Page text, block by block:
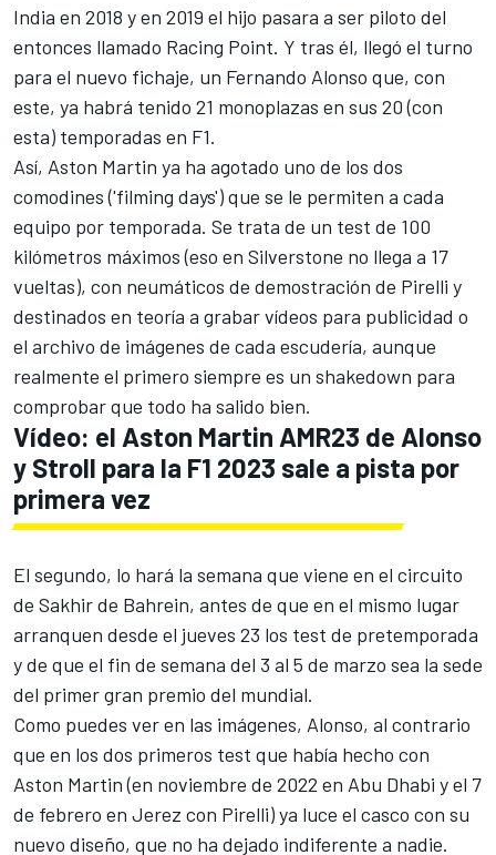
India en 2018 y en 2019 el hijo pasara a ser piloto del
entonces llamado Racing Point. Y tras él, llegó el turno
para el nuevo fichaje, un Fernando Alonso que, con
este, ya habrá tenido 21 monoplazas en sus 20 (con
esta) temporadas en F1.
Así, Aston Martin ya ha agotado uno de los dos
comodines ('filming days') que se le permiten a cada
equipo por temporada. Se trata de un test de 100
kilómetros máximos (eso en Silverstone no llega a 17
vueltas), con neumáticos de demostración de Pirelli y
destinados en teoría a grabar vídeos para publicidad o
el archivo de imágenes de cada escudería, aunque
realmente el primero siempre es un shakedown para
comprobar que todo ha salido bien.
Vídeo: el Aston Martin AMR23 de Alonso
y Stroll para la F1 2023 sale a pista por
primera vez
El segundo, lo hará la semana que viene en el circuito
de Sakhir de Bahrein, antes de que en el mismo lugar
arranquen desde el jueves 23 los test de pretemporada
y de que el fin de semana del 3 al 5 de marzo sea la sede
del primer gran premio del mundial.
Como puedes ver en las imágenes, Alonso, al contrario
que en los dos primeros test que había hecho con
Aston Martin (en noviembre de 2022 en Abu Dhabi y el 7
de febrero en Jerez con Pirelli) ya luce el casco con su
nuevo diseño, que no ha dejado indiferente a nadie.